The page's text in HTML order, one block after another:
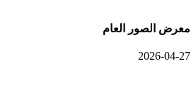
معرض الصور العام
2026-04-27